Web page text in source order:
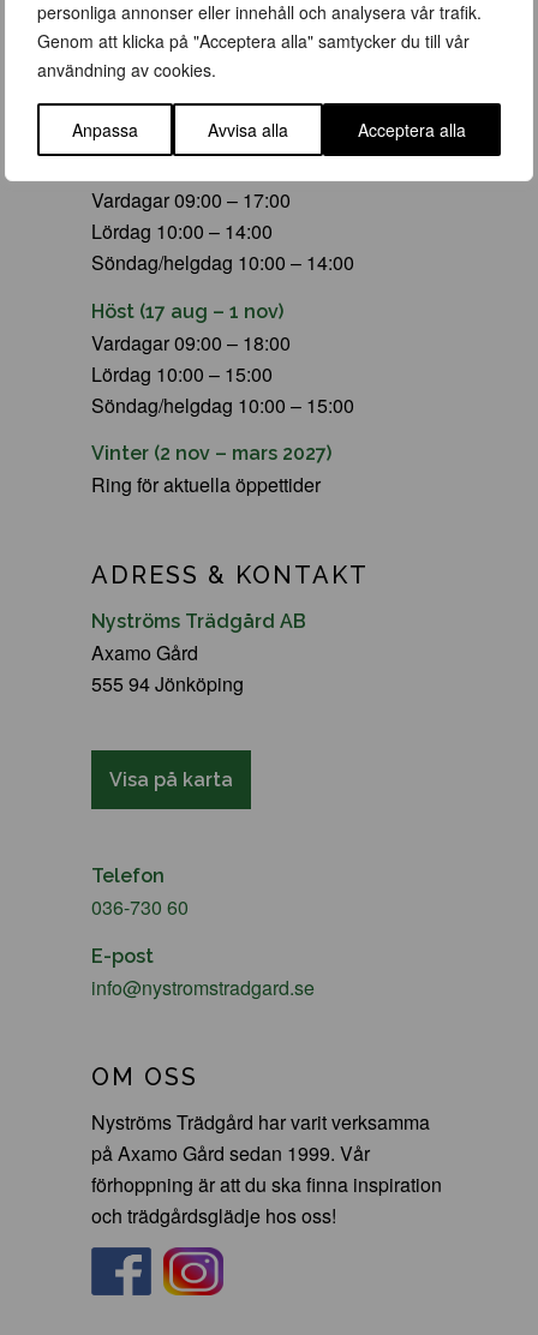
personliga annonser eller innehåll och analysera vår trafik.
Genom att klicka på "Acceptera alla" samtycker du till vår
användning av cookies.
Anpassa Avvisa alla Acceptera alla
Vår (23 mars – 28 juni)
Vardagar 09:00 – 19:00
Lördag 10:00 – 16:00
Söndag/helgdag 10:00 – 16:00
Vardagar 09:00 – 17:00
Lördag 10:00 – 14:00
Söndag/helgdag 10:00 – 14:00
Höst (17 aug – 1 nov)
Vardagar 09:00 – 18:00
Lördag 10:00 – 15:00
Söndag/helgdag 10:00 – 15:00
Vinter (2 nov – mars 2027)
Ring för aktuella öppettider
ADRESS & KONTAKT
Nyströms Trädgård AB
Axamo Gård
555 94 Jönköping
Visa på karta
Telefon
036-730 60
E-post
info@nystromstradgard.se
OM OSS
Nyströms Trädgård har varit verksamma
på Axamo Gård sedan 1999. Vår
förhoppning är att du ska finna inspiration
och trädgårdsglädje hos oss!